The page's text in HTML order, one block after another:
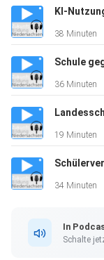
Natürlich habe ich
– die
Schulpsychologen
vom Gymnasium
durchlaufen
über Erfahrungen,
KI-
38 Minuten
Schule
36 Minuten
19 Minuten
34 Minuten
In
Schalte